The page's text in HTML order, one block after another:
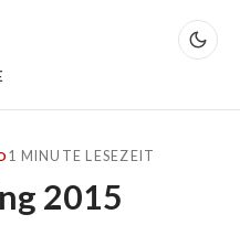
1 MINUTE LESEZEIT
2015